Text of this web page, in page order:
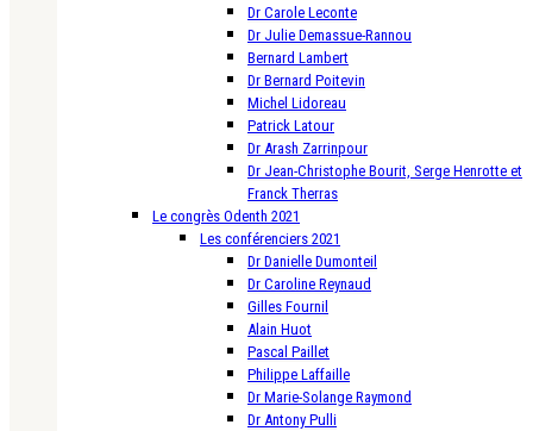
Dr Carole Leconte
Dr Julie Demassue-Rannou
Bernard Lambert
Dr Bernard Poitevin
Michel Lidoreau
Patrick Latour
Dr Arash Zarrinpour
Dr Jean-Christophe Bourit, Serge Henrotte et
Franck Therras
Le congrès Odenth 2021
Les conférenciers 2021
Dr Danielle Dumonteil
Dr Caroline Reynaud
Gilles Fournil
Alain Huot
Pascal Paillet
Philippe Laffaille
Dr Marie-Solange Raymond
Dr Antony Pulli